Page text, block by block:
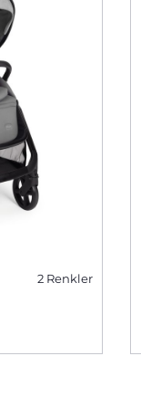
2 Renkler